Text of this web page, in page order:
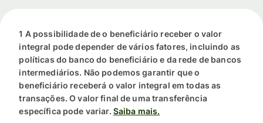
1 A possibilidade de o beneficiário receber o valor
integral pode depender de vários fatores, incluindo as
políticas do banco do beneficiário e da rede de bancos
intermediários. Não podemos garantir que o
beneficiário receberá o valor integral em todas as
transações. O valor final de uma transferência
específica pode variar. Saiba mais.